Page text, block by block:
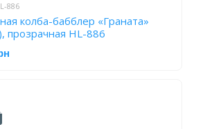
886
колба-бабблер «Граната»
прозрачная HL-886